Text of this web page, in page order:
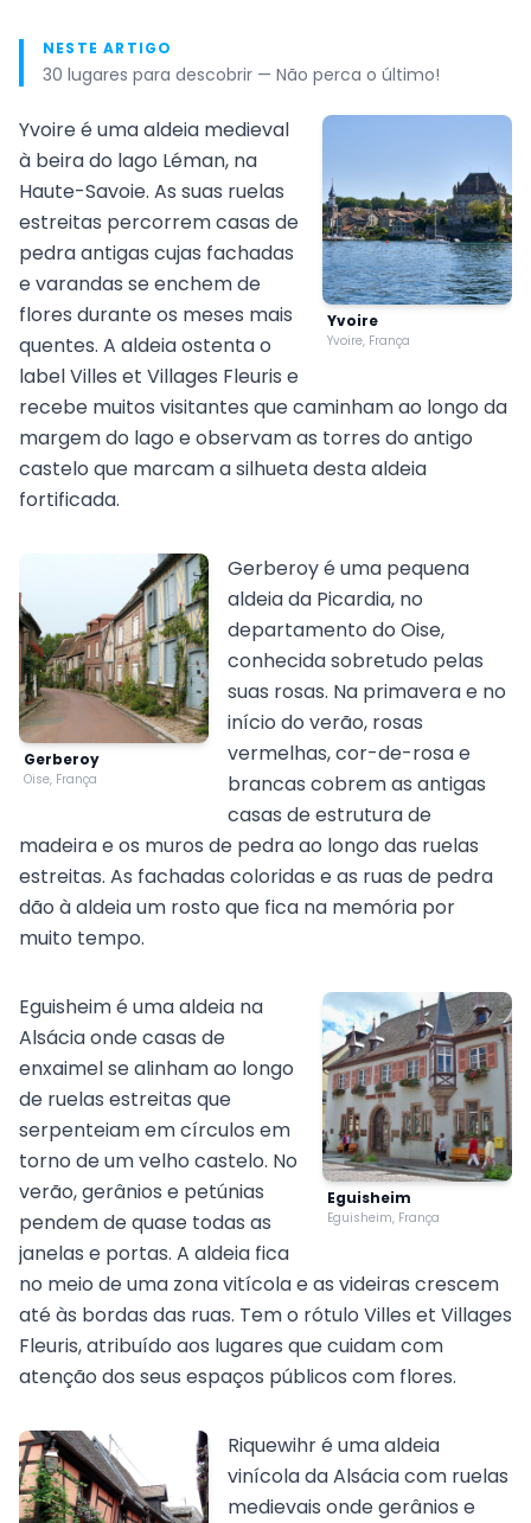
NESTE ARTIGO
30 lugares para descobrir — Não perca o último!
Yvoire
Yvoire, França
Yvoire é uma aldeia medieval
à beira do lago Léman, na
Haute-Savoie. As suas ruelas
estreitas percorrem casas de
pedra antigas cujas fachadas
e varandas se enchem de
flores durante os meses mais
quentes. A aldeia ostenta o
label Villes et Villages Fleuris e
recebe muitos visitantes que caminham ao longo da
margem do lago e observam as torres do antigo
castelo que marcam a silhueta desta aldeia
fortificada.
Gerberoy
Oise, França
Gerberoy é uma pequena
aldeia da Picardia, no
departamento do Oise,
conhecida sobretudo pelas
suas rosas. Na primavera e no
início do verão, rosas
vermelhas, cor-de-rosa e
brancas cobrem as antigas
casas de estrutura de
madeira e os muros de pedra ao longo das ruelas
estreitas. As fachadas coloridas e as ruas de pedra
dão à aldeia um rosto que fica na memória por
muito tempo.
Eguisheim
Eguisheim, França
Eguisheim é uma aldeia na
Alsácia onde casas de
enxaimel se alinham ao longo
de ruelas estreitas que
serpenteiam em círculos em
torno de um velho castelo. No
verão, gerânios e petúnias
pendem de quase todas as
janelas e portas. A aldeia fica
no meio de uma zona vitícola e as videiras crescem
até às bordas das ruas. Tem o rótulo Villes et Villages
Fleuris, atribuído aos lugares que cuidam com
atenção dos seus espaços públicos com flores.
Riquewihr é uma aldeia
vinícola da Alsácia com ruelas
medievais onde gerânios e